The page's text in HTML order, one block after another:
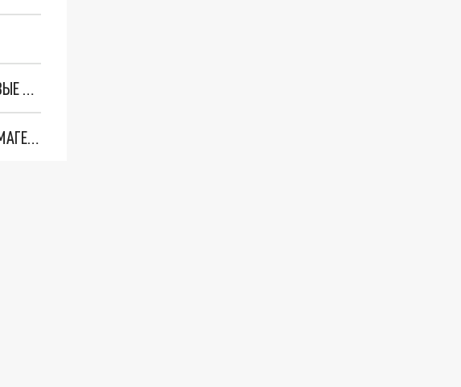
"ОЧЕНЬ ПЛОХИЕ НОВОСТИ": БОЛЬШАЯ ОШИБКА PALANTIR В РОССИИ. СТРАНЫ НАТО ВПЕРВЫЕ ЗА СВО ОСТАНОВИЛИ ПОСТАВКИ ОРУЖИЯ. ВСУ ТЕРЯЮТ ПРИГРАНИЧЬЕ?
ТРИ ГЛАВНЫХ ИНСАЙДА ОБ СВО. ОТМЕНА МОБИЛИЗАЦИИ И ВОЗВРАЩЕНИЕ "ГЕНЕРАЛА АРМАГЕДДОНА"? ОТЛИЧНЫЕ НОВОСТИ, КОТОРЫЕ ЖДАЛИ ВСЕ